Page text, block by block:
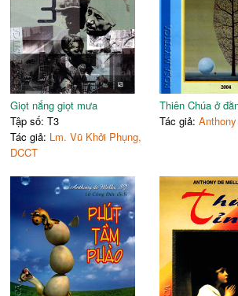
63
66
69
72
75
78
80
84
87
95
102
105
70. T
hầy làm một việc gi
71.Gởi thiệp valentine
72.Mỗi việc xảy ra đều có
73. Cũng một lý do
Quay nhìn dòng đởi đi qua
74.Hai điếu phật nhớ
Thập giới dành cho
76.
Bước trước trong tình
77. Chúa phạt?
79.Cha tôi
Chộp chững vào Dòng đời
80.Thư tri ân cha
81.Người đánh bóng cuộc
82.Chúa phạt vì yêu
Giọt nắng giọt mưa
Tập số: T3
Tác giả: Lm. Vũ Khởi Phụng,
DCCT
Thiên Chúa ở
Tác giả: